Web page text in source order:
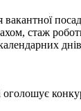
стаж